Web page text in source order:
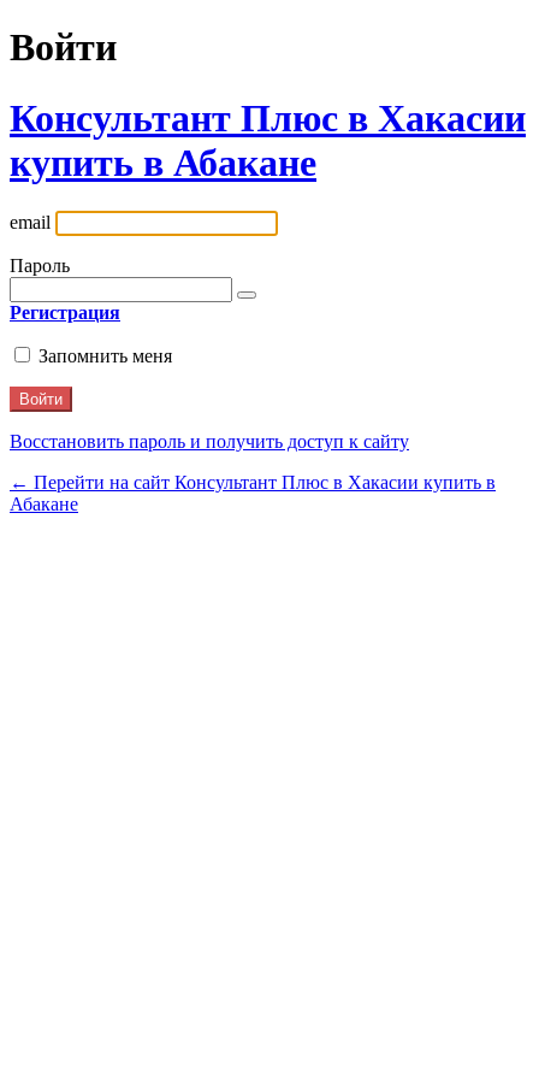
Войти
Консультант Плюс в Хакасии
купить в Абакане
email
Пароль
Регистрация
Запомнить меня
Восстановить пароль и получить доступ к сайту
← Перейти на сайт Консультант Плюс в Хакасии купить в
Абакане